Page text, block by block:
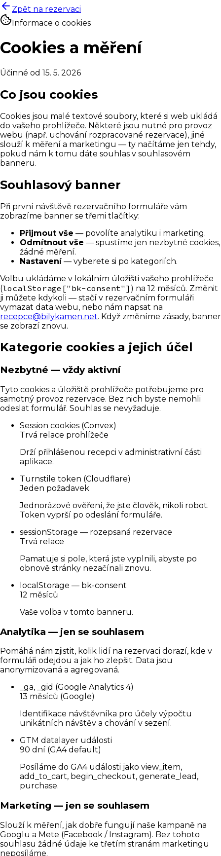
Zpět na rezervaci
Informace o cookies
Cookies a měření
Účinné od 15. 5. 2026
Co jsou cookies
Cookies jsou malé textové soubory, které si web ukládá
do vašeho prohlížeče. Některé jsou nutné pro provoz
webu (např. uchování rozpracované rezervace), jiné
slouží k měření a marketingu — ty načítáme jen tehdy,
pokud nám k tomu dáte souhlas v souhlasovém
banneru.
Souhlasový banner
Při první návštěvě rezervačního formuláře vám
zobrazíme banner se třemi tlačítky:
Přijmout vše — povolíte analytiku i marketing.
Odmítnout vše — spustíme jen nezbytné cookies,
žádné měření.
Nastavení— vyberete si po kategoriích.
Volbu ukládáme v lokálním úložišti vašeho prohlížeče
(localStorage["bk-consent"] ) na 12 měsíců. Změnit
ji můžete kdykoli — stačí v rezervačním formuláři
vymazat data webu, nebo nám napsat na
recepce@bilykamen.net. Když změníme zásady, banner
se zobrazí znovu.
Kategorie cookies a jejich účel
Nezbytné — vždy aktivní
Tyto cookies a úložiště prohlížeče potřebujeme pro
samotný provoz rezervace. Bez nich byste nemohli
odeslat formulář. Souhlas se nevyžaduje.
Session cookies (Convex)
Trvá relace prohlížeče
Drží přihlášenou recepci v administrativní části
aplikace.
Turnstile token (Cloudflare)
Jeden požadavek
Jednorázové ověření, že jste člověk, nikoli robot.
Token vyprší po odeslání formuláře.
sessionStorage — rozepsaná rezervace
Trvá relace
Pamatuje si pole, která jste vyplnili, abyste po
obnově stránky nezačínali znovu.
localStorage — bk-consent
12 měsíců
Vaše volba v tomto banneru.
Analytika — jen se souhlasem
Pomáhá nám zjistit, kolik lidí na rezervaci dorazí, kde v
formuláři odejdou a jak ho zlepšit. Data jsou
anonymizovaná a agregovaná.
_ga, _gid (Google Analytics 4)
13 měsíců (Google)
Identifikace návštěvníka pro účely výpočtu
unikátních návštěv a chování v sezení.
GTM datalayer události
90 dní (GA4 default)
Posíláme do GA4 události jako view_item,
add_to_cart, begin_checkout, generate_lead,
purchase.
Marketing — jen se souhlasem
Slouží k měření, jak dobře fungují naše kampaně na
Googlu a Mete (Facebook / Instagram). Bez tohoto
souhlasu žádné údaje ke třetím stranám marketingu
neposíláme.